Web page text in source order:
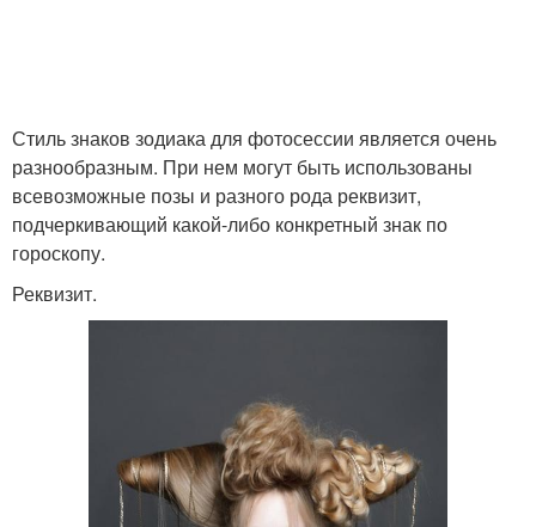
Стиль знаков зодиака для фотосессии является очень
разнообразным. При нем могут быть использованы
всевозможные позы и разного рода реквизит,
подчеркивающий какой-либо конкретный знак по
гороскопу.
Реквизит.